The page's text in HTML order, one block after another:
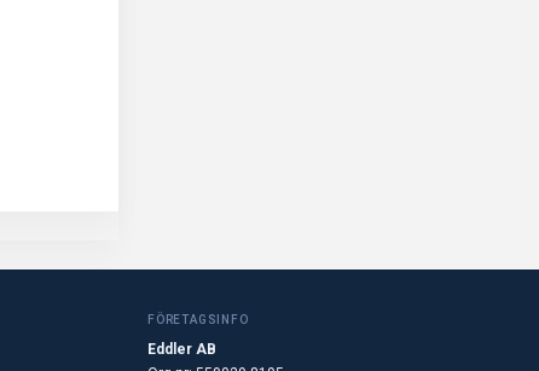
FÖRETAGSINFO
Eddler AB